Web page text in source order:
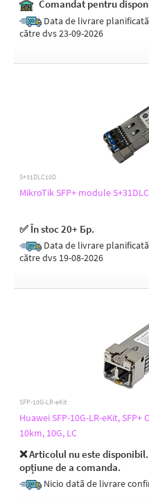
Tx power [dBm]
-1 up to 4
-2 up to 3
-6 up to -1
SFP
SFP+
(1) LC
(2) LC
RJ45
Transmission speed
Comandat pentru
Data de livrare
către dvs 23-09-2026
S+31DLC10D
MikroTik SFP+ module
✅ În stoc 20+ Бр.
Data de livrare
către dvs 19-08-2026
SFP-10G-LR-eKit
Huawei SFP-10G-LR-eKit,
10km, 10G, LC
❌ Articolul nu este
opțiune de a comanda.
Nicio dată de livrare